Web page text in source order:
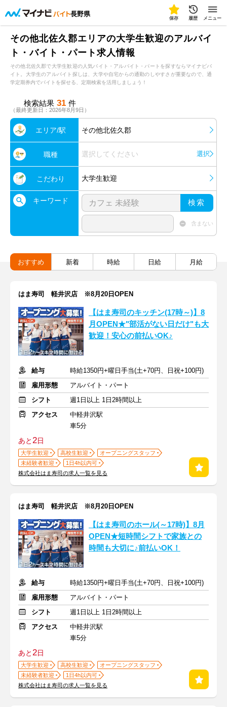
長野県
保存 履歴 メニュー
その他北佐久郡エリアの大学生歓迎のアルバイ
ト・バイト・パート求人情報
その他北佐久郡で大学生歓迎の人気バイト・アルバイト・パートを探すならマイナビバ
イト。大学生のアルバイト探しは、大学や自宅からの通勤のしやすさが重要なので、通
学定期券内でバイトを探せる、定期検索を活用しましょう！
検索結果 31 件
（最終更新日：2026年8月9日）
エリア/駅 その他北佐久郡
職種 選択してください 選択
こだわり 大学生歓迎
キーワード 検索
含まない
おすすめ 新着 時給 日給 月給
はま寿司 軽井沢店 ※8月20日OPEN
【はま寿司のキッチン(17時～)】8
月OPEN★"部活がない日だけ"も大
歓迎！安心の前払いOK♪
給与
時給1350円+曜日手当(土+70円、日祝+100円)
雇用形態
アルバイト・パート
シフト
週1日以上 1日2時間以上
アクセス
中軽井沢駅
車5分
あと2日
大学生歓迎 高校生歓迎
オープニングスタッフ
未経験者歓迎
1日4h以内可
株式会社はま寿司の求人一覧を見る
はま寿司 軽井沢店 ※8月20日OPEN
【はま寿司のホール(～17時)】8月
OPEN★短時間シフトで家族との
時間も大切に♪前払いOK！
給与
時給1350円+曜日手当(土+70円、日祝+100円)
雇用形態
アルバイト・パート
シフト
週1日以上 1日2時間以上
アクセス
中軽井沢駅
車5分
あと2日
大学生歓迎 高校生歓迎
オープニングスタッフ
未経験者歓迎
1日4h以内可
株式会社はま寿司の求人一覧を見る